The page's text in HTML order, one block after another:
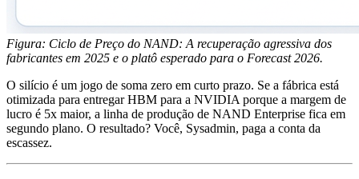
Figura: Ciclo de Preço do NAND: A recuperação agressiva dos
fabricantes em 2025 e o platô esperado para o Forecast 2026.
O silício é um jogo de soma zero em curto prazo. Se a fábrica está
otimizada para entregar HBM para a NVIDIA porque a margem de
lucro é 5x maior, a linha de produção de NAND Enterprise fica em
segundo plano. O resultado? Você, Sysadmin, paga a conta da
escassez.